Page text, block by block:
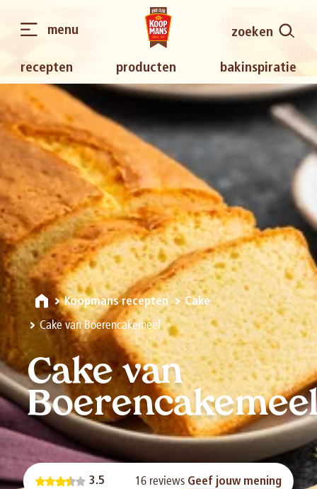
recepten producten bakinspiratie
zoeken
menu
Koopmans recepten Cake
Cake van Boerencakemeel
Cake van
3.5 16 reviews Geef jouw mening